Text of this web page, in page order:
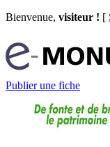
Bienvenue, visiteur ! [
Publier une fiche